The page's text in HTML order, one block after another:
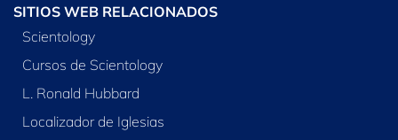
SITIOS WEB RELACIONADOS
Scientology
Cursos de Scientology
L. Ronald Hubbard
Localizador de Iglesias